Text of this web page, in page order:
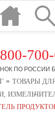
ПО РОССИИ
» ТОВАРЫ
ПРОДУКТОВ